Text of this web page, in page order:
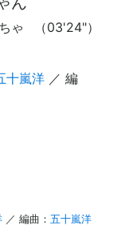
（03'24"）
ゃ
十嵐洋 ／ 編
／ 編曲： 五十嵐洋